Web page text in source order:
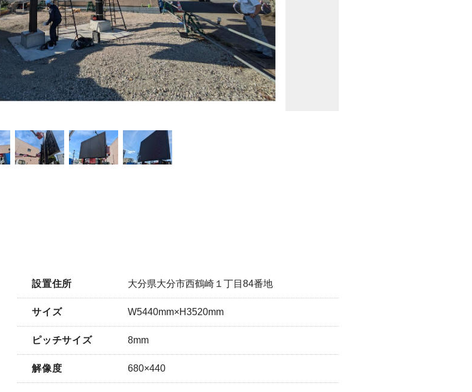
設置住所 大分県大分市西鶴崎１丁目84番地
サイズ W5440mm×H3520mm
ピッチサイズ 8mm
解像度 680×440